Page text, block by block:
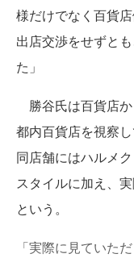
様だけでなく百貨
出店交渉をせずと
た」
勝谷氏は百貨店
都内百貨店を視察
同店舗にはハルメ
スタイルに加え、
という。
「実際に見ていた